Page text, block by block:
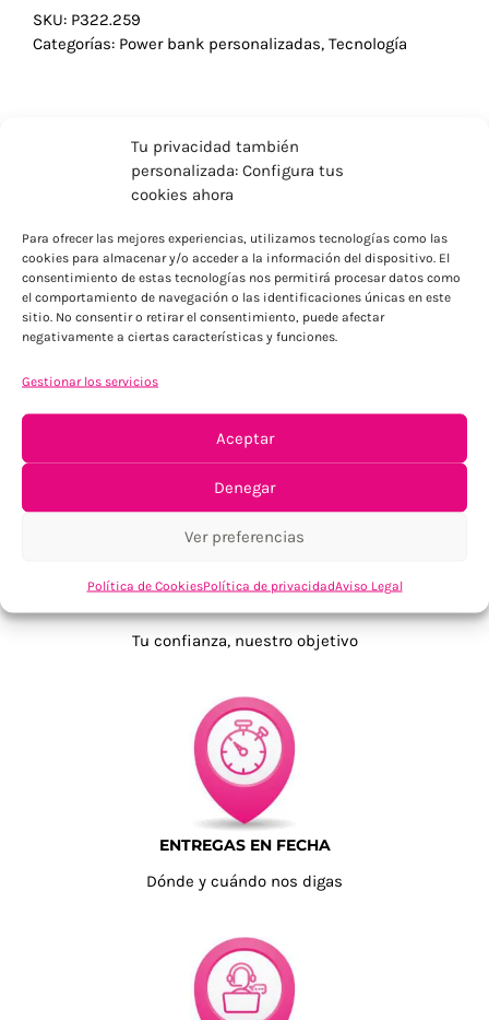
Tu privacidad también
personalizada: Configura tus
cookies ahora
Para ofrecer las mejores experiencias, utilizamos tecnologías como las
cookies para almacenar y/o acceder a la información del dispositivo. El
consentimiento de estas tecnologías nos permitirá procesar datos como
el comportamiento de navegación o las identificaciones únicas en este
sitio. No consentir o retirar el consentimiento, puede afectar
negativamente a ciertas características y funciones.
Gestionar los servicios
Aceptar
Denegar
Ver preferencias
Política de CookiesPolítica de privacidadAviso Legal
SKU: P322.259
Categorías: Power bank personalizadas, Tecnología
Tu confianza, nuestro objetivo
ENTREGAS EN FECHA
Dónde y cuándo nos digas